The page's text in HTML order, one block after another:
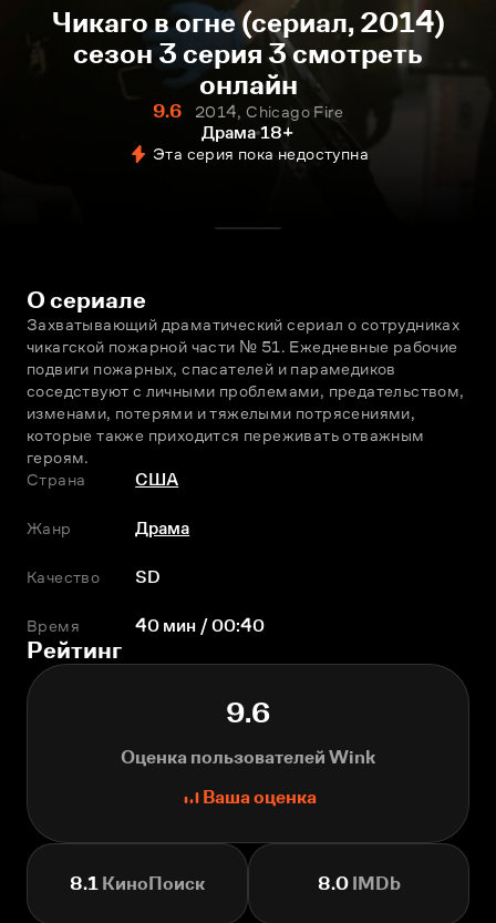
Чикаго в огне (сериал, 2014)
сезон 3 серия 3 смотреть
онлайн
9.6
2014, Chicago Fire
Драма 18+
Эта серия пока недоступна
О сериале
Захватывающий драматический сериал о сотрудниках
чикагской пожарной части № 51. Ежедневные рабочие
подвиги пожарных, спасателей и парамедиков
соседствуют с личными проблемами, предательством,
изменами, потерями и тяжелыми потрясениями,
которые также приходится переживать отважным
героям.
Страна
США
Жанр Драма
Качество SD
Время 40 мин / 00:40
Рейтинг
9.6
Оценка пользователей Wink
Ваша оценка
8.1 КиноПоиск 8.0IMDb